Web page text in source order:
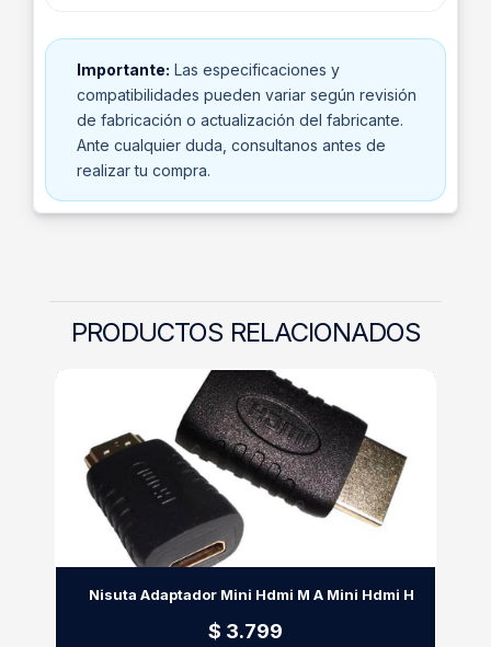
Importante: Las especificaciones y
compatibilidades pueden variar según revisión
de fabricación o actualización del fabricante.
Ante cualquier duda, consultanos antes de
realizar tu compra.
PRODUCTOS RELACIONADOS
Nisuta Adaptador Mini Hdmi M A Mini Hdmi H
$ 3.799